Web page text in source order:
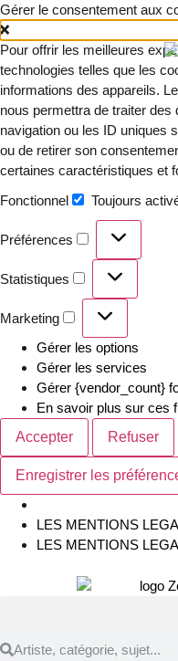
Gérer le consentement aux
Pour offrir les meilleures
technologies telles que les
informations des appareils.
nous permettra de traiter
navigation ou les ID uniques
ou de retirer son
certaines caractéristiques et
Fonctionnel
Toujours
Préférences
Statistiques
Marketing
Gérer les options
Gérer les services
Gérer {vendor_count}
En savoir plus sur ces
Accepter
Refuser
Enregistrer les
LES MENTIONS
LES MENTIONS